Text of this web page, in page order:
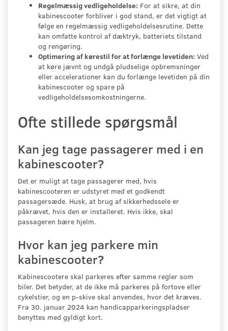
Regelmæssig vedligeholdelse: For at sikre, at din
kabinescooter forbliver i god stand, er det vigtigt at
følge en regelmæssig vedligeholdelsesrutine. Dette
kan omfatte kontrol af dæktryk, batteriets tilstand
og rengøring.
Optimering af kørestil for at forlænge levetiden: Ved
at køre jævnt og undgå pludselige opbremsninger
eller accelerationer kan du forlænge levetiden på din
kabinescooter og spare på
vedligeholdelsesomkostningerne.
Ofte stillede spørgsmål
Kan jeg tage passagerer med i en
kabinescooter?
Det er muligt at tage passagerer med, hvis
kabinescooteren er udstyret med et godkendt
passagersæde. Husk, at brug af sikkerhedssele er
påkrævet, hvis den er installeret. Hvis ikke, skal
passageren bære hjelm.
Hvor kan jeg parkere min
kabinescooter?
Kabinescootere skal parkeres efter samme regler som
biler. Det betyder, at de ikke må parkeres på fortove eller
cykelstier, og en p-skive skal anvendes, hvor det kræves.
Fra 30. januar 2024 kan handicapparkeringspladser
benyttes med gyldigt kort.